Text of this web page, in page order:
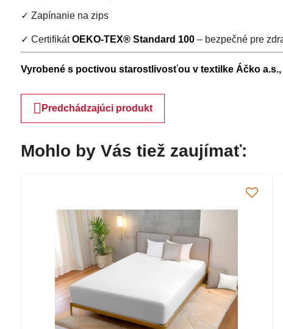
✓ Zapínanie na zips
✓ CertifikátOEKO-TEX® Standard 100– bezpečné pre
Vyrobené s poctivou starostlivosťou v textilke Áčko
Predchádzajúci produkt
Mohlo by Vás tiež zaujímať: